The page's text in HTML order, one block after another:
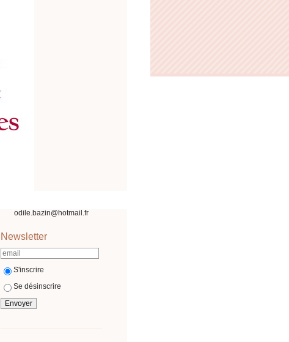
odile.bazin@hotmail.fr
Newsletter
S'inscrire
Se désinscrire